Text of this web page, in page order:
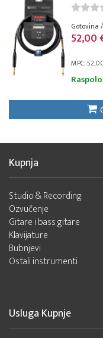
Gotovina
52,00
MPC:
Kupnja
Studio & Recording
Ozvučenje
Gitare i bass gitare
Klavijature
Bubnjevi
Ostali instrumenti
Usluga Kupnje